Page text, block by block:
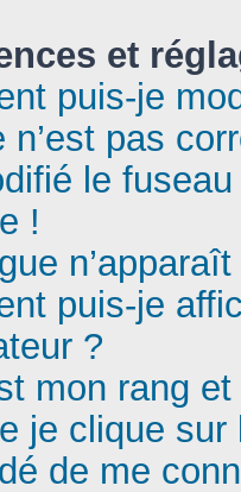
et
puis-je
n’est pas
le
!
puis-je
?
mon rang
je clique sur
de me